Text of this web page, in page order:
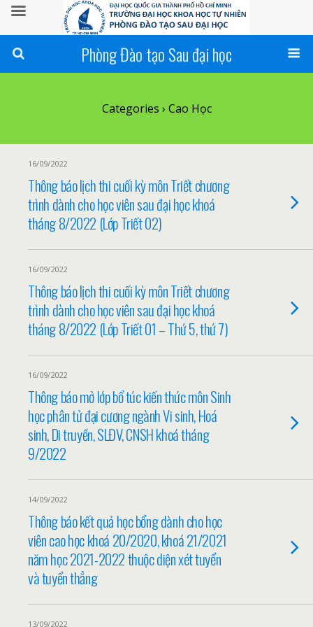
Phòng Đào tạo Sau đại học
Categories › Cao Học
16/09/2022
Thông báo lịch thi cuối kỳ môn Triết chương
trình dành cho học viên sau đại học khoá
tháng 8/2022 (Lớp Triết 02)
16/09/2022
Thông báo lịch thi cuối kỳ môn Triết chương
trình dành cho học viên sau đại học khoá
tháng 8/2022 (Lớp Triết 01 – Thứ 5, thứ 7)
16/09/2022
Thông báo mở lớp bổ túc kiến thức môn Sinh
học phân tử đại cương ngành Vi sinh, Hoá
sinh, Di truyền, SLĐV, CNSH khoá tháng
9/2022
14/09/2022
Thông báo kết quả học bổng dành cho học
viên cao học khoá 20/2020, khoá 21/2021
năm học 2021-2022 thuộc diện xét tuyển
và tuyển thẳng
13/09/2022